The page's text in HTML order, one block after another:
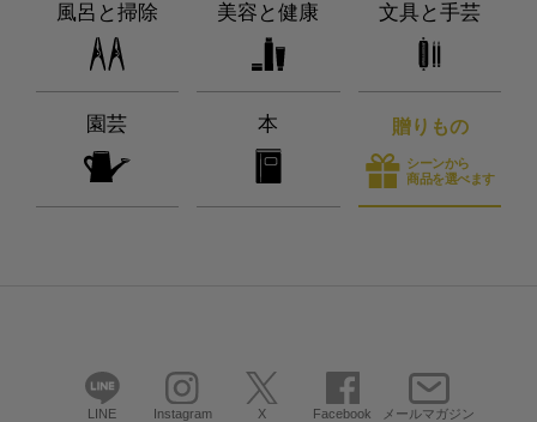
風呂と掃除 美容と健康 文具と手芸
園芸 本 贈りもの
シーンから
商品を選べます
LINE Instagram X Facebook メールマガジン